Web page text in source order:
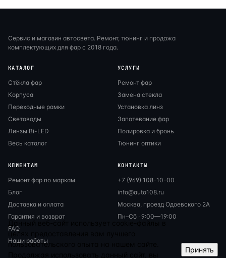
Сервис и магазин автосвета. Ремонт, тюнинг и продажа
комплектующих для фар с 2018 года.
КАТАЛОГ
Стёкла фар
Корпуса
Переходные рамки
Световоды
Линзы Bi-LED
Весь каталог
УСЛУГИ
Ремонт фар
Замена стекла
Установка линз
Запотевание фар
Полировка и бронь
Тюнинг оптики
КЛИЕНТАМ
Ремонт фар по маркам
Блог
Доставка и оплата
Гарантия и возврат
FAQ
Наши работы
КОНТАКТЫ
+7 (969) 108-10-00
info@auto108.ru
Москва, проезд Одоевского 2А
Пн–Сб · 9:00—19:00
Данный веб-сайт использует cookie-файлы в
целях предоставления вам лучшего
пользовательского опыта на нашем сайте.
Принять